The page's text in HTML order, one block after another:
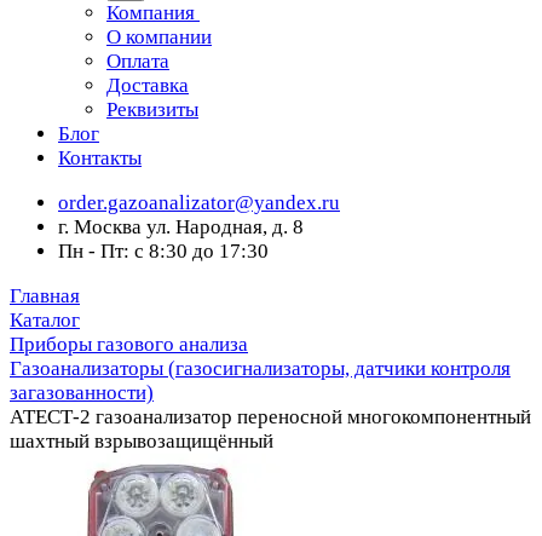
Компания
О компании
Оплата
Доставка
Реквизиты
Блог
Контакты
order.gazoanalizator@yandex.ru
г. Москва ул. Народная, д. 8
Пн - Пт: с 8:30 до 17:30
Главная
Каталог
Приборы газового анализа
Газоанализаторы (газосигнализаторы, датчики контроля
загазованности)
АТЕСТ-2 газоанализатор переносной многокомпонентный
шахтный взрывозащищённый